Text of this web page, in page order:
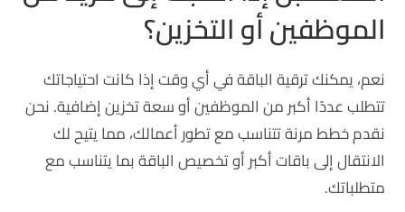
الموظفين أو التخزين؟
نعم، يمكنك ترقية الباقة في أي وقت إذا كانت احتياجاتك
تتطلب عددًا أكبر من الموظفين أو سعة تخزين إضافية. نحن
نقدم خطط مرنة تتناسب مع تطور أعمالك، مما يتيح لك
الانتقال إلى باقات أكبر أو تخصيص الباقة بما يتناسب مع
متطلباتك.